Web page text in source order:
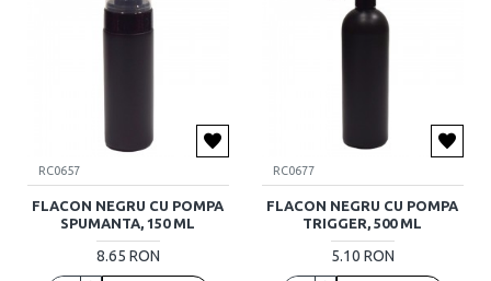
RC0657
FLACON NEGRU CU POMPA
SPUMANTA, 150 ML
8.65 RON
RC0677
FLACON NEGRU CU POMPA
TRIGGER, 500 ML
5.10 RON